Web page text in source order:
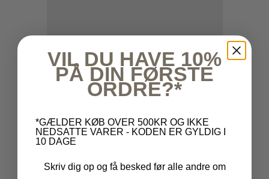
VIL DU HAVE 10%
PÅ DIN FØRSTE
ORDRE?*
*GÆLDER KØB OVER 500KR OG IKKE
NEDSATTE VARER - KODEN ER GYLDIG I
10 DAGE
Skriv dig op og få besked før alle andre om